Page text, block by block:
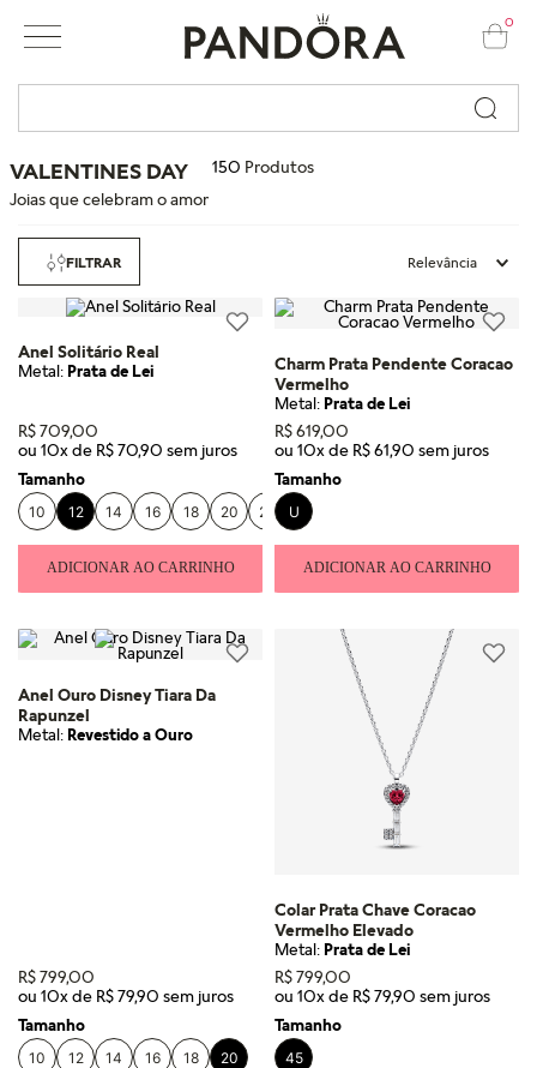
0
Busque por nome ou código...
VALENTINES DAY 150 Produtos
Joias que celebram o amor
FILTRAR Relevância
Anel Solitário Real
Metal:Prata de Lei
R$709,00
ou 10x de R$70,90
Tamanho
10 12 14 16 18 20 22
ADICIONAR AO CARRINHO
Charm Prata Pendente Coracao
Vermelho
Metal:Prata de Lei
R$619,00
ou 10x de R$61,90
Tamanho
U
ADICIONAR AO CARRINHO
Anel Ouro Disney Tiara Da
Rapunzel
Metal:Revestido a Ouro
R$799,00
ou 10x de R$79,90
Tamanho
10 12 14 16 18 20
Colar Prata Chave Coracao
Vermelho Elevado
Metal:Prata de Lei
R$799,00
ou 10x de R$79,90
Tamanho
45